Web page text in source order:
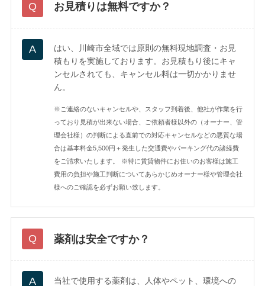
お見積りは無料ですか？
はい、川崎市全域では原則の無料現地調査・お見
積もりを実施しております。お見積もり後にキャ
ンセルされても、キャンセル料は一切かかりませ
ん。
※ご連絡のないキャンセルや、スタッフ到着後、他社が作業を行
っており見積が出来ない場合、ご依頼者様以外の（オーナー、管
理会社様）の判断による直前での対応キャンセルなどの悪質な場
合は基本料金5,500円＋発生した交通費やパーキング代の諸経費
をご請求いたします。
※特に賃貸物件にお住いのお客様は施工
費用の負担や施工判断についてあらかじめオーナー様や管理会社
様へのご確認を必ずお願い致します。
薬剤は安全ですか？
当社で使用する薬剤は、人体やペット、環境への